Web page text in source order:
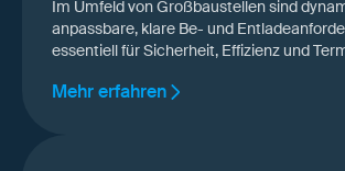
Im Umfeld von Großbaustellen sind
anpassbare, klare Be- und
essentiell für Sicherheit, Effizienz und
Mehr erfahren